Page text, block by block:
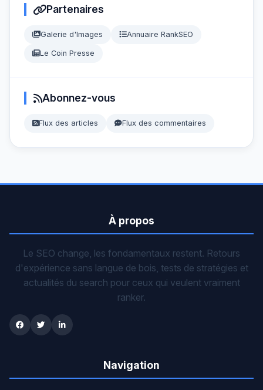
Partenaires
Galerie d'Images Annuaire RankSEO
Le Coin Presse
Abonnez-vous
Flux des articles Flux des commentaires
À propos
Le SEO change, les fondamentaux restent. Retours
d'expérience sans langue de bois, tests de stratégies et
actualités du search pour ceux qui veulent vraiment
ranker.
Navigation